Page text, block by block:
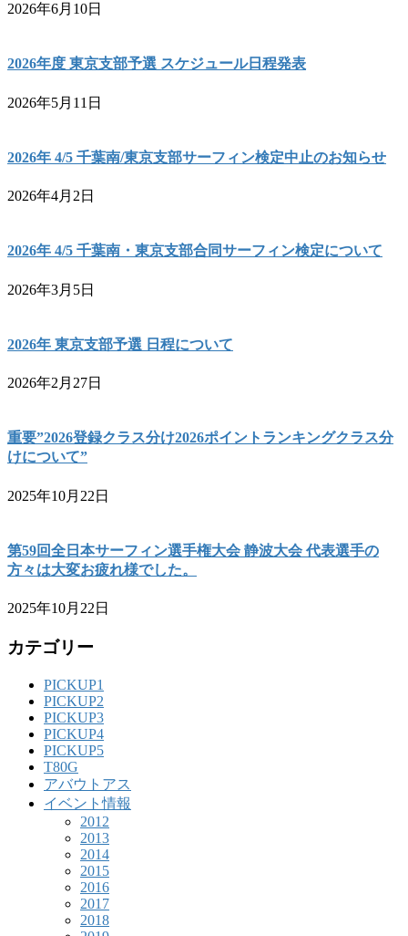
2026年6月10日
2026年度 東京支部予選 スケジュール日程発表
2026年5月11日
2026年 4/5 千葉南/東京支部サーフィン検定中止のお知らせ
2026年4月2日
2026年 4/5 千葉南・東京支部合同サーフィン検定について
2026年3月5日
2026年 東京支部予選 日程について
2026年2月27日
重要”2026登録クラス分け2026ポイントランキングクラス分
けについて”
2025年10月22日
第59回全日本サーフィン選手権大会 静波大会 代表選手の
方々は大変お疲れ様でした。
2025年10月22日
カテゴリー
PICKUP1
PICKUP2
PICKUP3
PICKUP4
PICKUP5
T80G
アバウトアス
イベント情報
2012
2013
2014
2015
2016
2017
2018